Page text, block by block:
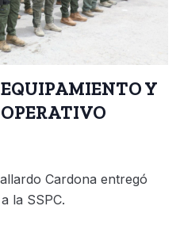
Y
Cardona entregó
la SSPC.